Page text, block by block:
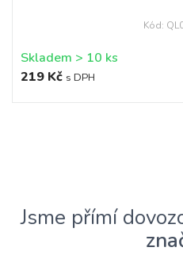
Kód:
Skladem > 10 ks
219 Kč s DPH
Jsme přímí